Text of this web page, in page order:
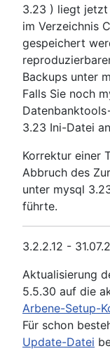
3.23 ) liegt jetzt
im Verzeichnis
gespeichert
Backups unter
Falls Sie noch
3.23 Ini-Datei
Korrektur einer
Abbruch des
unter mysql
führte.
3.2.2.12 -
Aktualisierung
5.5.30 auf die
Arbene-Setup-
Für schon
Update-Datei